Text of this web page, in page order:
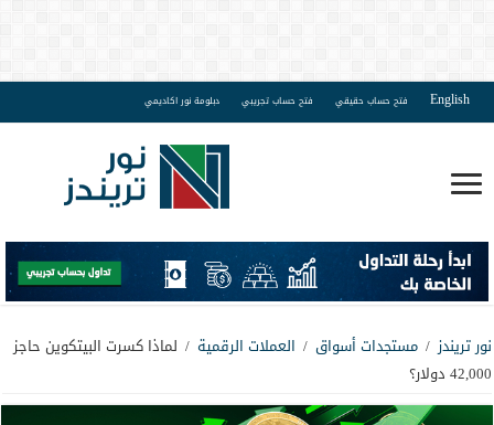
English فتح حساب حقيقي فتح حساب تجريبي دبلومة نور اكاديمي
نور تريندز / مستجدات أسواق / العملات الرقمية / لماذا كسرت البيتكوين حاجز
42,000 دولار؟